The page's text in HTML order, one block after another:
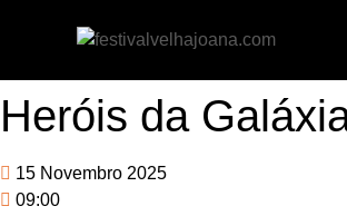
Heróis da
15 Novembro 2025
09:00